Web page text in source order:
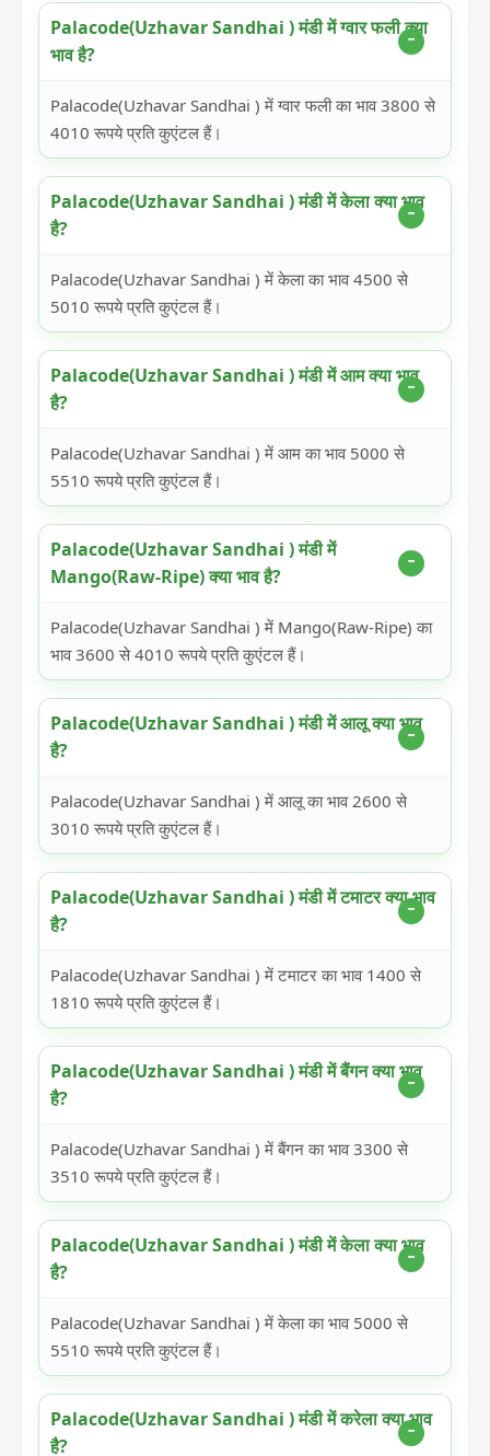
Palacode(Uzhavar Sandhai ) मंडी में ग्वार फली क्या
भाव है?
Palacode(Uzhavar Sandhai ) में ग्वार फली का भाव 3800 से
4010 रूपये प्रति कुएंटल हैं।
Palacode(Uzhavar Sandhai ) मंडी में केला क्या भाव
है?
Palacode(Uzhavar Sandhai ) में केला का भाव 4500 से
5010 रूपये प्रति कुएंटल हैं।
Palacode(Uzhavar Sandhai ) मंडी में आम क्या भाव
है?
Palacode(Uzhavar Sandhai ) में आम का भाव 5000 से
5510 रूपये प्रति कुएंटल हैं।
Palacode(Uzhavar Sandhai ) मंडी में
Mango(Raw-Ripe) क्या भाव है?
Palacode(Uzhavar Sandhai ) में Mango(Raw-Ripe) का
भाव 3600 से 4010 रूपये प्रति कुएंटल हैं।
Palacode(Uzhavar Sandhai ) मंडी में आलू क्या भाव
है?
Palacode(Uzhavar Sandhai ) में आलू का भाव 2600 से
3010 रूपये प्रति कुएंटल हैं।
Palacode(Uzhavar Sandhai ) मंडी में टमाटर क्या भाव
है?
Palacode(Uzhavar Sandhai ) में टमाटर का भाव 1400 से
1810 रूपये प्रति कुएंटल हैं।
Palacode(Uzhavar Sandhai ) मंडी में बैंगन क्या भाव
है?
Palacode(Uzhavar Sandhai ) में बैंगन का भाव 3300 से
3510 रूपये प्रति कुएंटल हैं।
Palacode(Uzhavar Sandhai ) मंडी में केला क्या भाव
है?
Palacode(Uzhavar Sandhai ) में केला का भाव 5000 से
5510 रूपये प्रति कुएंटल हैं।
Palacode(Uzhavar Sandhai ) मंडी में करेला क्या भाव
है?